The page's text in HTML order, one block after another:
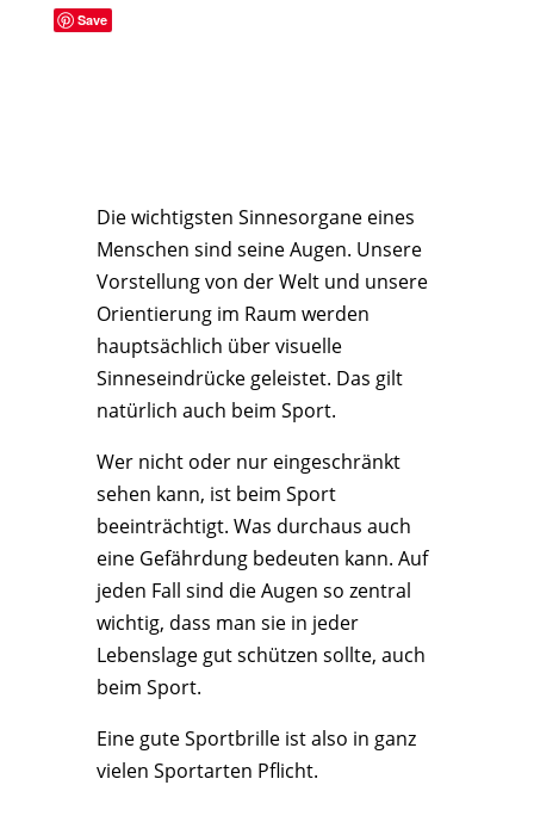
Save
Die wichtigsten Sinnesorgane eines
Menschen sind seine Augen. Unsere
Vorstellung von der Welt und unsere
Orientierung im Raum werden
hauptsächlich über visuelle
Sinneseindrücke geleistet. Das gilt
natürlich auch beim Sport.
Wer nicht oder nur eingeschränkt
sehen kann, ist beim Sport
beeinträchtigt. Was durchaus auch
eine Gefährdung bedeuten kann. Auf
jeden Fall sind die Augen so zentral
wichtig, dass man sie in jeder
Lebenslage gut schützen sollte, auch
beim Sport.
Eine gute Sportbrille ist also in ganz
vielen Sportarten Pflicht.